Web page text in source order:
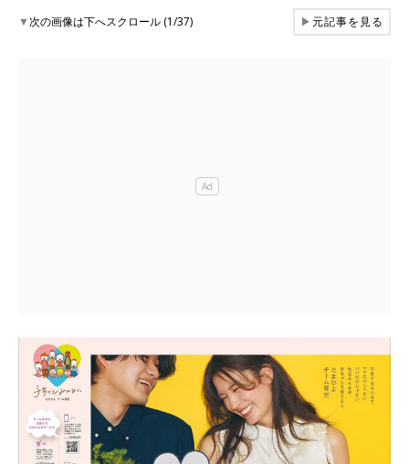
▼次の画像は下へスクロール (1/37) ▶元記事を見る